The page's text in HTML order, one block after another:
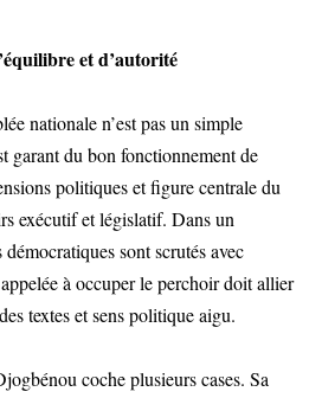
et d’autorité
nationale n’est pas un simple
garant du bon fonctionnement de
politiques et figure centrale du
exécutif et législatif. Dans un
sont scrutés avec
à occuper le perchoir doit allier
textes et sens politique aigu.
coche plusieurs cases. Sa